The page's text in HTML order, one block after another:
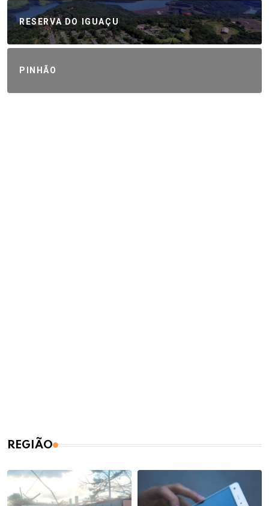
RESERVA DO IGUAÇU
PINHÃO
REGIÃO